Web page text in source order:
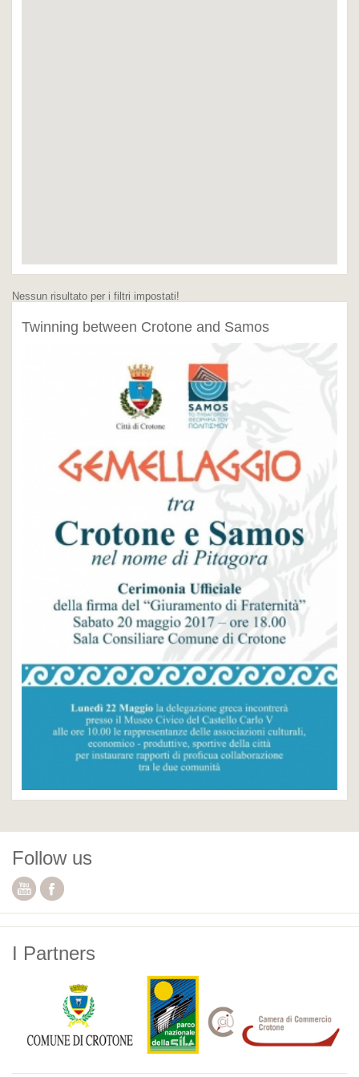
Nessun risultato per i filtri impostati!
Twinning between Crotone and Samos
Follow us
I Partners